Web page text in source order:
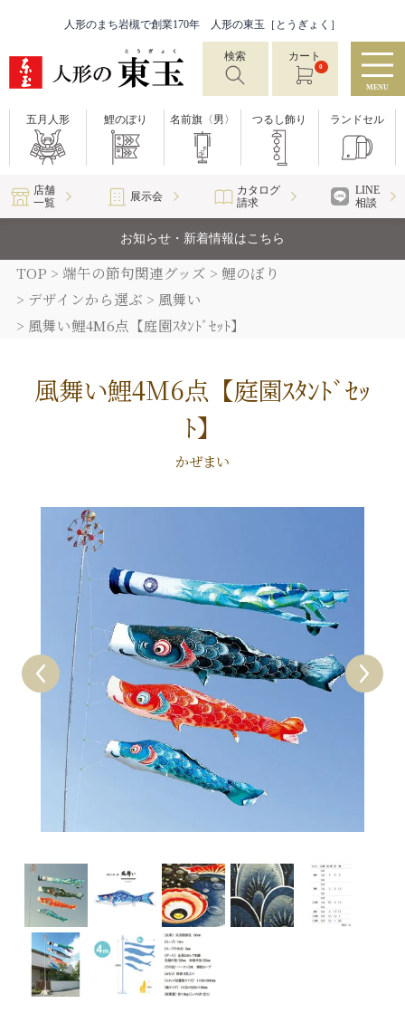
人形のまち岩槻で創業170年 人形の東玉［とうぎょく］
検索 カート
0
MENU
五月人形 鯉のぼり 名前旗〈男〉 つるし飾り ランドセル
店舗
一覧
展示会
カタログ
請求
LINE
相談
お知らせ・新着情報はこちら
TOP 端午の節句関連グッズ
鯉のぼり
デザインから選ぶ
風舞い
風舞い鯉4M6点【庭園ｽﾀﾝﾄﾞｾｯﾄ】
風舞い鯉4M6点【庭園ｽﾀﾝﾄﾞｾｯ
ﾄ】
かぜまい